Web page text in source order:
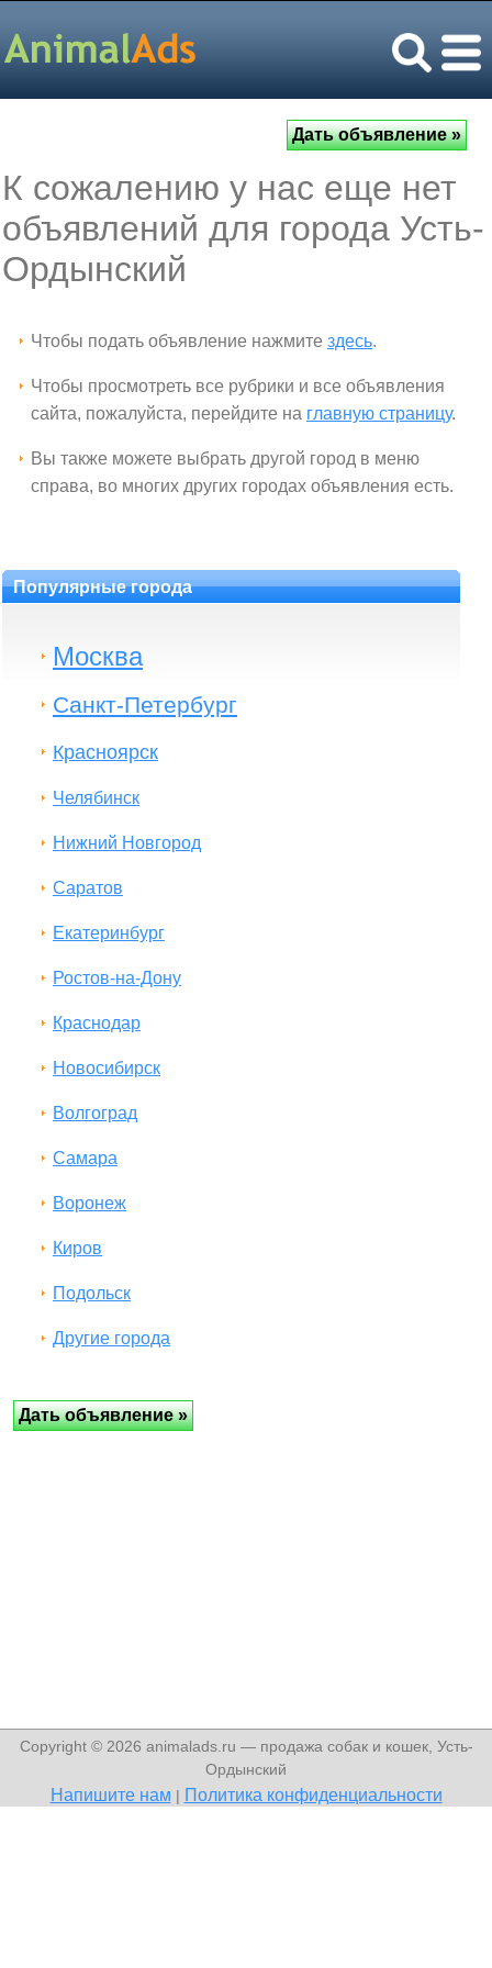
К сожалению у нас еще нет
объявлений для города Усть-
Ордынский
Чтобы подать объявление нажмите здесь.
Чтобы просмотреть все рубрики и все объявления
сайта, пожалуйста, перейдите на главную страницу.
Вы также можете выбрать другой город в меню
справа, во многих других городах объявления есть.
Популярные города
Москва
Санкт-Петербург
Красноярск
Челябинск
Нижний Новгород
Саратов
Екатеринбург
Ростов-на-Дону
Краснодар
Новосибирск
Волгоград
Самара
Воронеж
Киров
Подольск
Другие города
Copyright © 2026 animalads.ru — продажа собак и кошек, Усть-
Ордынский
Напишите нам Политика конфиденциальности